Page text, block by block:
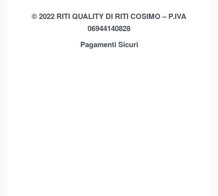
Shop
Privacy Policy
© 2022 RITI QUALITY DI RITI COSIMO – P.IVA
06944140828
Pagamenti Sicuri